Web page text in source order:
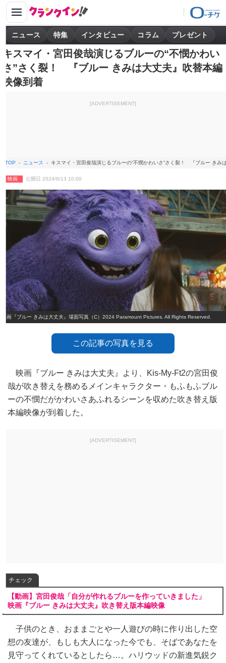
ニュース 特集 インタビュー コラム プレゼント
キスマイ・宮田俊哉演じるブルーの“不憫かわい
さ”さく裂！ 『ブルー きみは大丈夫』吹替本編
映像到着
[ADVERTISEMENT]
TOP ニュース キスマイ・宮田俊哉演じるブルーの“不憫かわいさ”さく裂！ 『ブルー きみ
映画 公開日 2024/6/13 10:00
映画『ブルー きみは大丈夫』場面写真（C）2024 Paramount Pictures. All Rights Reserved.
この記事の写真を見る
映画『ブルー きみは大丈夫』より、Kis‐My‐Ft2の宮田俊
哉が吹き替えを務めるメインキャラクター・もふもふブル
ーの不憫だがかわいさあふれるシーンを収めた吹き替え版
本編映像が到着した。
[ADVERTISEMENT]
チェック
【動画】宮田俊哉「自分が作れるブルーを作っていきました」
映画『ブルー きみは大丈夫』吹き替え版本編映像
子供のとき、おままごとや一人遊びの時に作り出した空
想の友達が、もしも大人になった今でも、そばであなたを
見守ってくれているとしたら…。ハリウッドの新進気鋭ク